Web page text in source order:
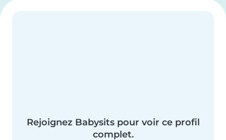
Rejoignez Babysits pour voir ce profil
complet.